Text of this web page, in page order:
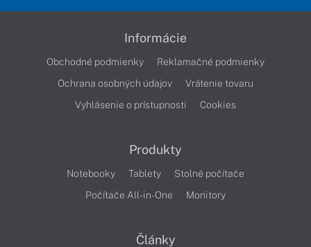
Informácie
Obchodné podmienky
Reklamačné podmienky
Ochrana osobných údajov
Vrátenie tovaru
Vyhlásenie o prístupnosti
Cookies
Produkty
Notebooky Tablety
Stolné počítače
Počítače All-in-One
Monitory
Články